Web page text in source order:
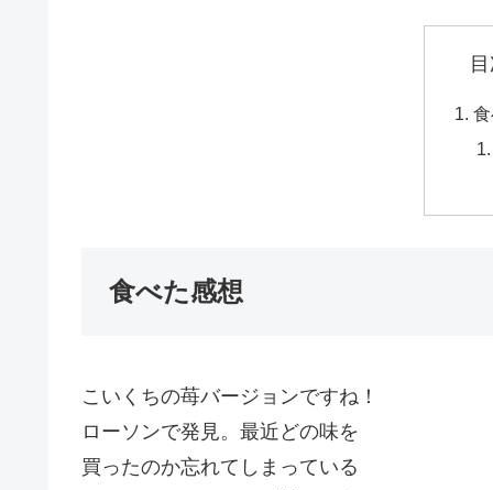
食べた感想
こいくちの苺バージョンですね！
ローソンで発見。最近どの味を
買ったのか忘れてしまっている